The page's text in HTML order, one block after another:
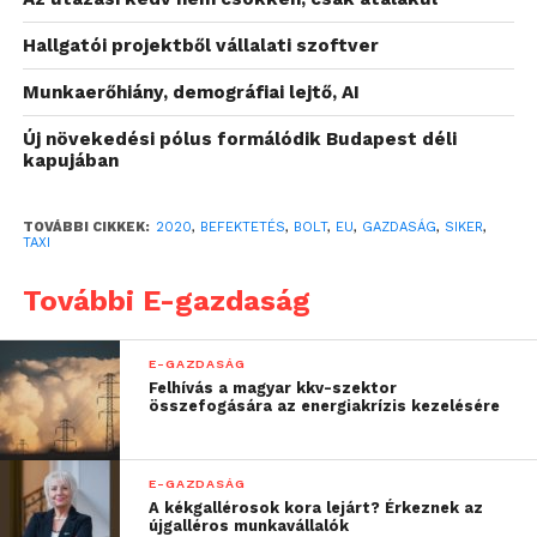
valójában visszafelé
halad. És a Bolt mindig
mozgásban van. Örömmel
tölt el, hogy bankunk
szolgáltatásainak
kiterjesztését új
területekre.”
Paolo Gentiloni
európai biztos elmondta: “Észtország példaértékű
Európában a digitalizáció terén. Büszke vagyok, hogy
az Európai beruházási terv részeként Európa támogatja
Hallgatói projektből vállalati szoftver
Munkaerőhiány, demográfiai lejtő, AI
Új növekedési pólus formálódik Budapest déli
kapujában
TOVÁBBI CIKKEK: 2020, BEFEKTETÉS, BOLT, EU, GAZDASÁG, SIKER,
TAXI
További E-gazdaság
E-GAZDASÁG
Felhívás a magyar kkv-szektor
összefogására az energiakrízis kezelésére
E-GAZDASÁG
A kékgallérosok kora lejárt? Érkeznek az
újgalléros munkavállalók